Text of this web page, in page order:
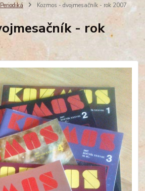
Kozmos - dvojmesačník - rok 2007
- rok